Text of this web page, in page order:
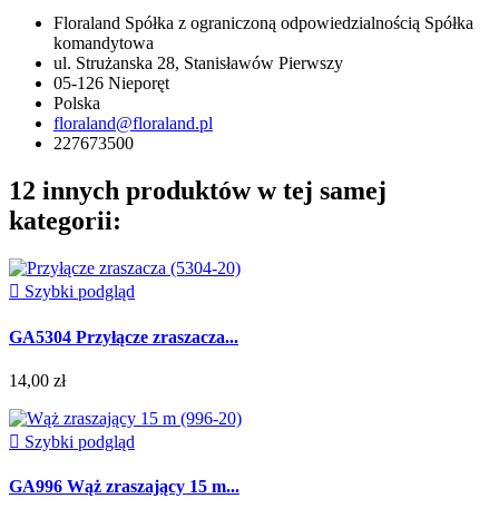
Floraland Spółka z ograniczoną odpowiedzialnością Spółka
komandytowa
ul. Strużanska 28, Stanisławów Pierwszy
05-126 Nieporęt
Polska
floraland@floraland.pl
227673500
12 innych produktów w tej samej
kategorii:
 Szybki podgląd
GA5304 Przyłącze zraszacza...
14,00 zł
 Szybki podgląd
GA996 Wąż zraszający 15 m...